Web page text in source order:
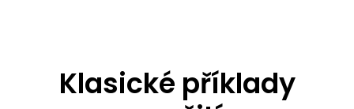
Klasické příklady